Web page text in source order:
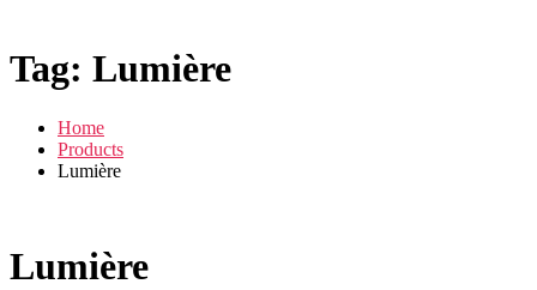
Tag: Lumière
Home
Products
Lumière
Lumière